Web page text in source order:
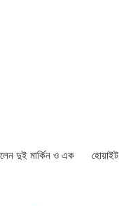
দুই মার্কিন ও এক